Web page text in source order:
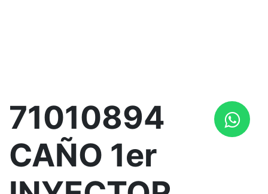
71010894
CAÑO 1er